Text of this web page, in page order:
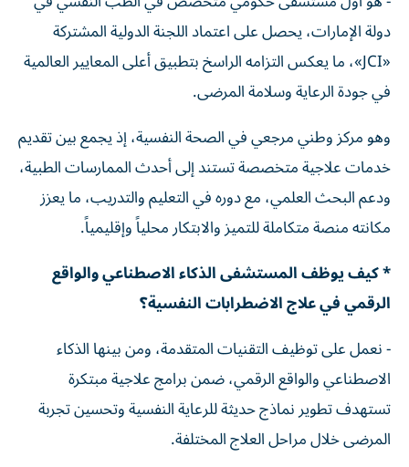
دولة الإمارات، يحصل على اعتماد اللجنة الدولية المشتركة
«JCI»، ما يعكس التزامه الراسخ بتطبيق أعلى المعايير العالمية
في جودة الرعاية وسلامة المرضى.
وهو مركز وطني مرجعي في الصحة النفسية، إذ يجمع بين تقديم
خدمات علاجية متخصصة تستند إلى أحدث الممارسات الطبية،
ودعم البحث العلمي، مع دوره في التعليم والتدريب، ما يعزز
مكانته منصة متكاملة للتميز والابتكار محلياً وإقليمياً.
* كيف يوظف المستشفى الذكاء الاصطناعي والواقع
الرقمي في علاج الاضطرابات النفسية؟
- نعمل على توظيف التقنيات المتقدمة، ومن بينها الذكاء
الاصطناعي والواقع الرقمي، ضمن برامج علاجية مبتكرة
تستهدف تطوير نماذج حديثة للرعاية النفسية وتحسين تجربة
المرضى خلال مراحل العلاج المختلفة.